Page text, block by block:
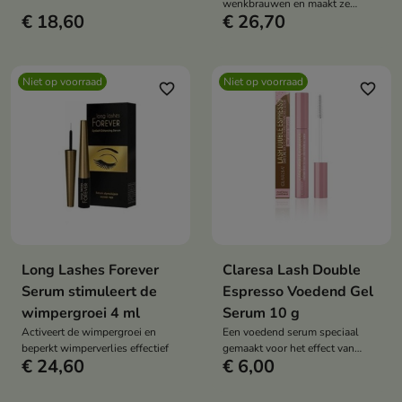
weken zichtbaar.
€ 18,60
wenkbrauwen en maakt ze
effectief dikker
€ 26,70
Niet op voorraad favorite_border
Long Lashes Forever
Serum stimuleert de
wimpergroei 4 ml
Activeert de wimpergroei en
beperkt wimperverlies effectief
€ 24,60
Niet op voorraad favorite_border
Claresa Lash Double
Espresso Voedend Gel
Serum 10 g
Een voedend serum speciaal
gemaakt voor het effect van
dikkere, langere en sterkere
€ 6,00